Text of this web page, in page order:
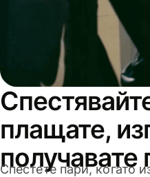
плащате,
Спестете пари, когато